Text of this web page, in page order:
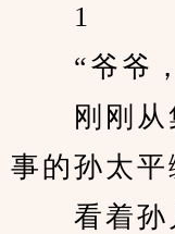
1
“爷爷，
刚刚从
事的孙太平
看着孙